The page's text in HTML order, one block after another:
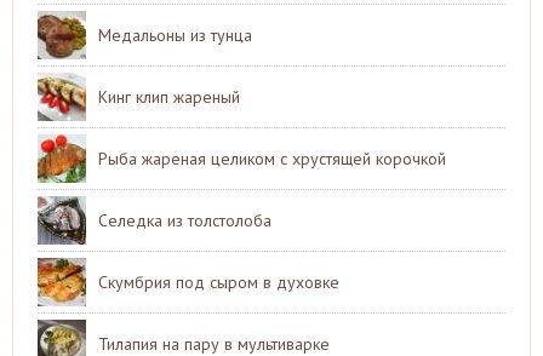
Медальоны из тунца
Кинг клип жареный
Рыба жареная целиком с хрустящей корочкой
Селедка из толстолоба
Скумбрия под сыром в духовке
Тилапия на пару в мультиварке